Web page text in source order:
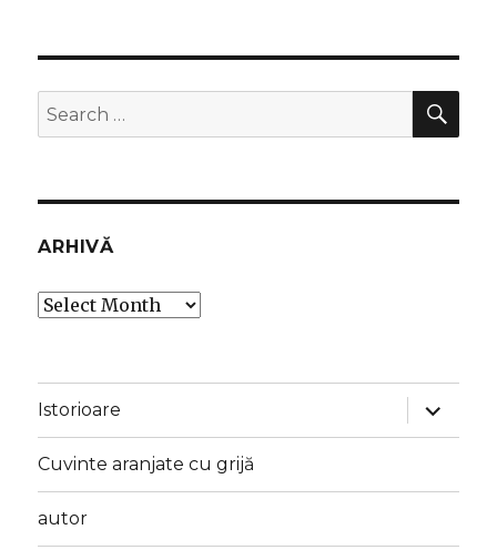
Search
for:
ARHIVĂ
Arhivă
Istorioare
expand
child
menu
Cuvinte aranjate cu grijă
autor